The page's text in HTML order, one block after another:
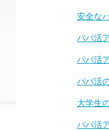
安全な
パパ活
パパ活
パパ活
大学生
パパ活